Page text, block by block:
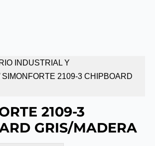
INDUSTRIAL Y
SIMONFORTE 2109-3 CHIPBOARD
2109-3
GRIS/MADERA